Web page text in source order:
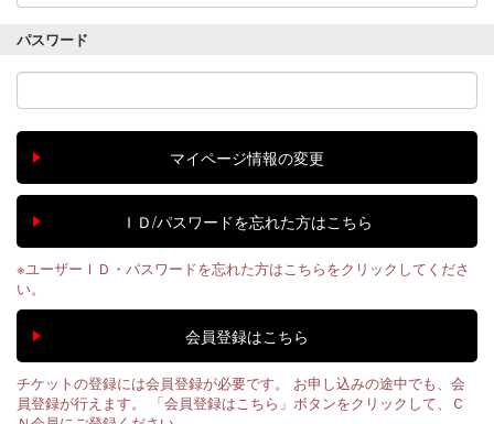
パスワード
※ユーザーＩＤ・パスワードを忘れた方はこちらをクリックしてくださ
い。
チケットの登録には会員登録が必要です。 お申し込みの途中でも、会
員登録が行えます。 「会員登録はこちら」ボタンをクリックして、Ｃ